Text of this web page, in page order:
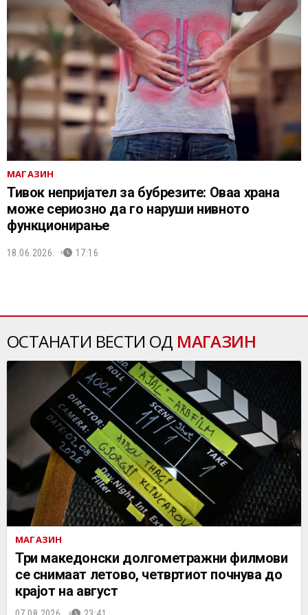
МАГАЗИН
Тивок непријател за бубрезите: Оваа храна
може сериозно да го наруши нивното
функционирање
18.06.2026. 17:16
ОСТАНАТИ ВЕСТИ ОД МАГАЗИН
МАГАЗИН
Три македонски долгометражни филмови
се снимаат летово, четвртиот почнува до
крајот на август